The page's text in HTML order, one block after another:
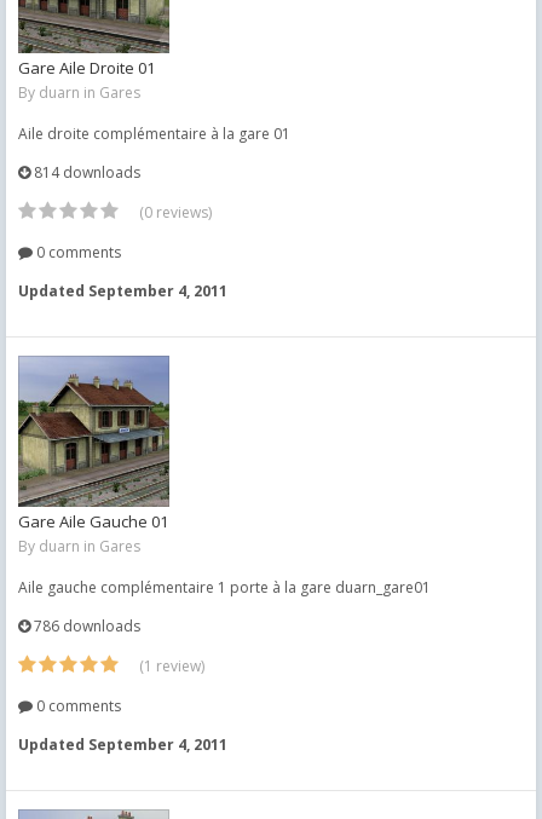
Gare Aile Droite 01
By duarn in Gares
Aile droite complémentaire à la gare 01
814 downloads
(0 reviews)
0 comments
Updated September 4, 2011
Gare Aile Gauche 01
By duarn in Gares
Aile gauche complémentaire 1 porte à la gare duarn_gare01
786 downloads
(1 review)
0 comments
Updated September 4, 2011